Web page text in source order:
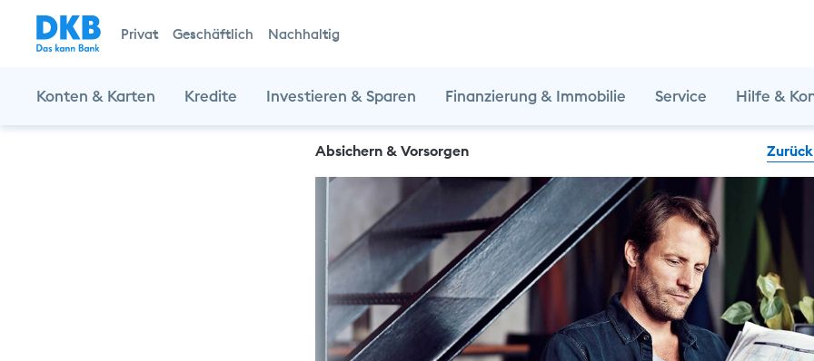
Privat Geschäftlich Nachhaltig
Konten & Karten Kredite Investieren & Sparen Finanzierung & Immobilie Service Hilfe &
Absichern & Vorsorgen